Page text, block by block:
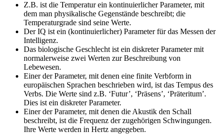
Z.B. ist die Temperatur ein kontinuierlicher Parameter, mit
dem man physikalische Gegenstände beschreibt; die
Temperaturgrade sind seine Werte.
Der IQ ist ein (kontinuierlicher) Parameter für das Messen der
Intelligenz.
Das biologische Geschlecht ist ein diskreter Parameter mit
normalerweise zwei Werten zur Beschreibung von
Lebewesen.
Einer der Parameter, mit denen eine finite Verbform in
europäischen Sprachen beschrieben wird, ist das Tempus des
Verbs. Die Werte sind z.B. ‘Futur’, ‘Präsens’, ‘Präteritum’.
Dies ist ein diskreter Parameter.
Einer der Parameter, mit denen die Akustik den Schall
beschreibt, ist die Frequenz der zugehörigen Schwingungen.
Ihre Werte werden in Hertz angegeben.